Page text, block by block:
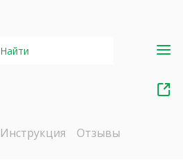
Найти
Инструкция Отзывы